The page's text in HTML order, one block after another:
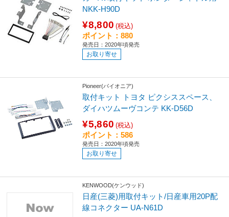
NKK-H90D
¥8,800 (税込)
ポイント：880
発売日：2020年頃発売
お取り寄せ
Pioneer(パイオニア)
取付キット トヨタ ピクシススペース、
ダイハツムーヴコンテ KK-D56D
¥5,860 (税込)
ポイント：586
発売日：2020年頃発売
お取り寄せ
KENWOOD(ケンウッド)
日産(三菱)用取付キット/日産車用20P配
線コネクター UA-N61D